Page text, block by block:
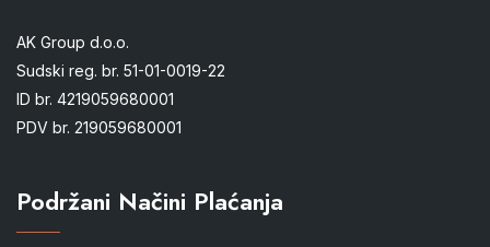
AK Group d.o.o.
Sudski reg. br. 51-01-0019-22
ID br. 4219059680001
PDV br. 219059680001
Podržani Načini Plaćanja